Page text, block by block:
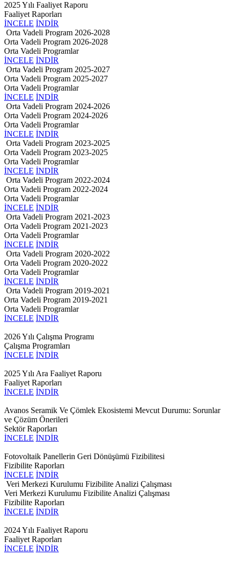
2025 Yılı Faaliyet Raporu
Faaliyet Raporları
İNCELE İNDİR
Orta Vadeli Program 2026-2028
Orta Vadeli Program 2026-2028
Orta Vadeli Programlar
İNCELE İNDİR
Orta Vadeli Program 2025-2027
Orta Vadeli Program 2025-2027
Orta Vadeli Programlar
İNCELE İNDİR
Orta Vadeli Program 2024-2026
Orta Vadeli Program 2024-2026
Orta Vadeli Programlar
İNCELE İNDİR
Orta Vadeli Program 2023-2025
Orta Vadeli Program 2023-2025
Orta Vadeli Programlar
İNCELE İNDİR
Orta Vadeli Program 2022-2024
Orta Vadeli Program 2022-2024
Orta Vadeli Programlar
İNCELE İNDİR
Orta Vadeli Program 2021-2023
Orta Vadeli Program 2021-2023
Orta Vadeli Programlar
İNCELE İNDİR
Orta Vadeli Program 2020-2022
Orta Vadeli Program 2020-2022
Orta Vadeli Programlar
İNCELE İNDİR
Orta Vadeli Program 2019-2021
Orta Vadeli Program 2019-2021
Orta Vadeli Programlar
İNCELE İNDİR
2026 Yılı Çalışma Programı
Çalışma Programları
İNCELE İNDİR
2025 Yılı Ara Faaliyet Raporu
Faaliyet Raporları
İNCELE İNDİR
Avanos Seramik Ve Çömlek Ekosistemi Mevcut Durumu: Sorunlar
ve Çözüm Önerileri
Sektör Raporları
İNCELE İNDİR
Fotovoltaik Panellerin Geri Dönüşümü Fizibilitesi
Fizibilite Raporları
İNCELE İNDİR
Veri Merkezi Kurulumu Fizibilite Analizi Çalışması
Veri Merkezi Kurulumu Fizibilite Analizi Çalışması
Fizibilite Raporları
İNCELE İNDİR
2024 Yılı Faaliyet Raporu
Faaliyet Raporları
İNCELE İNDİR